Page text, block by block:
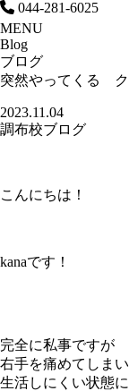
044-281-6025
MENU
Blog
ブログ
突然やってくる ク
2023.11.04
調布校ブログ
こんにちは！
kanaです！
完全に私事ですが
右手を痛めてしま
生活しにくい状態